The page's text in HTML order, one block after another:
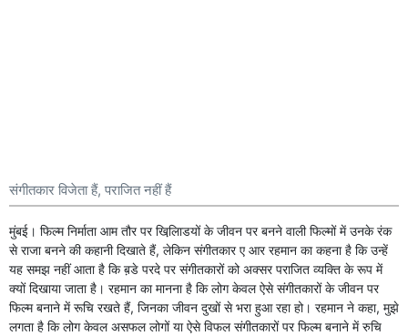
संगीतकार विजेता हैं, पराजित नहीं हैं
मुंबई। फिल्म निर्माता आम तौर पर खिलाि़डयों के जीवन पर बनने वाली फिल्मों में उनके रंक
से राजा बनने की कहानी दिखाते हैं, लेकिन संगीतकार ए आर रहमान का कहना है कि उन्हें
यह समझ नहीं आता है कि ब़डे परदे पर संगीतकारों को अक्सर पराजित व्यक्ति के रूप में
क्यों दिखाया जाता है। रहमान का मानना है कि लोग केवल ऐसे संगीतकारों के जीवन पर
फिल्म बनाने में रूचि रखते हैं, जिनका जीवन दुखों से भरा हुआ रहा हो। रहमान ने कहा, मुझे
लगता है कि लोग केवल असफल लोगों या ऐसे विफल संगीतकारों पर फिल्म बनाने में रुचि